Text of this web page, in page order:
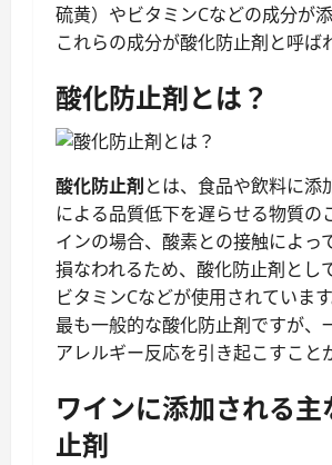
硫黄）やビタミンCなどの成分が添
これらの成分が酸化防止剤と呼ば
酸化防止剤とは？
酸化防止剤とは、食品や飲料に添
による品質低下を遅らせる物質の
インの場合、酸素との接触によっ
損なわれるため、酸化防止剤とし
ビタミンCなどが使用されていま
最も一般的な酸化防止剤ですが、
アレルギー反応を引き起こすこと
ワインに添加される主
止剤